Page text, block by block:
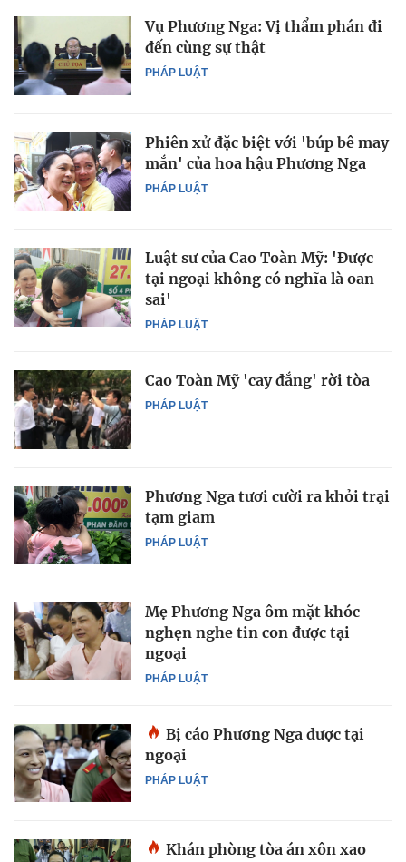
PHÁP LUẬT
Vụ Phương Nga: Vị thẩm phán đi
đến cùng sự thật
PHÁP LUẬT
Phiên xử đặc biệt với 'búp bê may
mắn' của hoa hậu Phương Nga
PHÁP LUẬT
Luật sư của Cao Toàn Mỹ: 'Được
tại ngoại không có nghĩa là oan
sai'
PHÁP LUẬT
Cao Toàn Mỹ 'cay đắng' rời tòa
PHÁP LUẬT
Phương Nga tươi cười ra khỏi trại
tạm giam
PHÁP LUẬT
Mẹ Phương Nga ôm mặt khóc
nghẹn nghe tin con được tại
ngoại
PHÁP LUẬT
Bị cáo Phương Nga được tại
ngoại
Khán phòng tòa án xôn xao